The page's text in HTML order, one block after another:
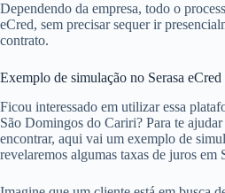
Dependendo da empresa, todo o
eCred, sem precisar sequer ir
contrato.
Exemplo de simulação no Serasa eCred
Ficou interessado em utilizar essa
São Domingos do Cariri? Para te
encontrar, aqui vai um exemplo de
revelaremos algumas taxas de juros